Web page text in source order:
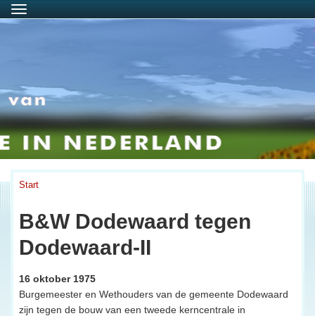
Menu
Start
B&W Dodewaard tegen
Dodewaard-II
16 oktober 1975
Burgemeester en Wethouders van de gemeente Dodewaard
zijn tegen de bouw van een tweede kerncentrale in